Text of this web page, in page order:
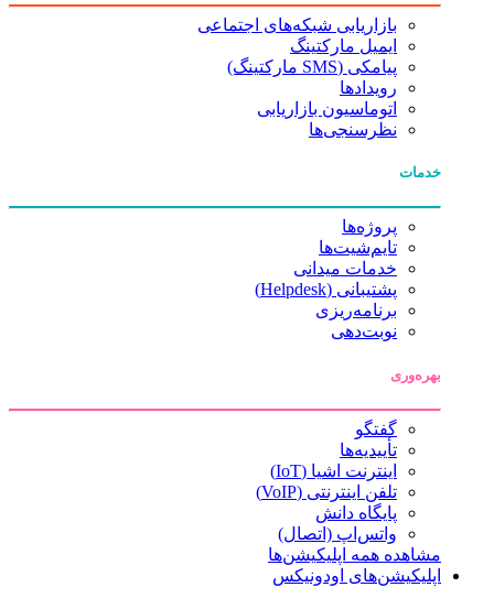
بازاریابی شبکه‌های اجتماعی
ایمیل مارکتینگ
پیامکی (SMS مارکتینگ)
رویدادها
اتوماسیون بازاریابی
نظرسنجی‌ها
خدمات
پروژه‌ها
تایم‌شیت‌ها
خدمات میدانی
پشتیبانی (Helpdesk)
برنامه‌ریزی
نوبت‌دهی
بهره‌وری
گفتگو
تأییدیه‌ها
اینترنت اشیا (IoT)
تلفن اینترنتی (VoIP)
پایگاه دانش
واتس‌اپ (اتصال)
مشاهده همه اپلیکیشن‌ها
اپلیکیشن‌های اودونیکس